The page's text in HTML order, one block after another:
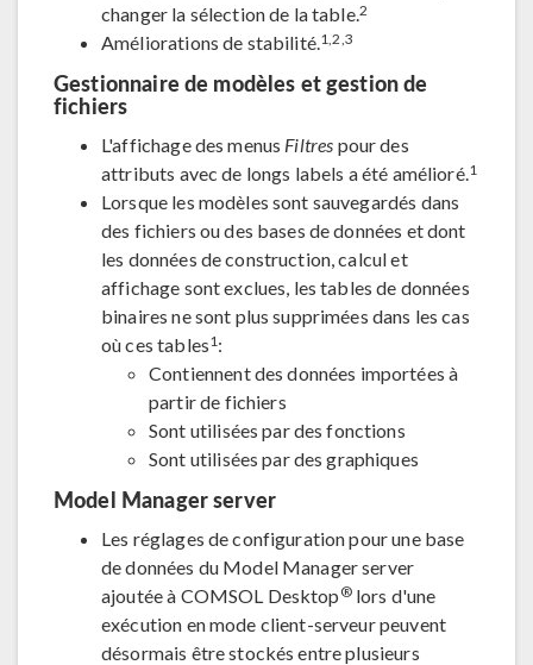
changer la sélection de la table.2
Améliorations de stabilité.1,2,3
Gestionnaire de modèles et gestion de
fichiers
L'affichage des menus Filtres pour des
attributs avec de longs labels a été amélioré.1
Lorsque les modèles sont sauvegardés dans
des fichiers ou des bases de données et dont
les données de construction, calcul et
affichage sont exclues, les tables de données
binaires ne sont plus supprimées dans les cas
où ces tables1:
Contiennent des données importées à
partir de fichiers
Sont utilisées par des fonctions
Sont utilisées par des graphiques
Model Manager server
Les réglages de configuration pour une base
de données du Model Manager server
ajoutée à COMSOL Desktop ®lors d'une
exécution en mode client-serveur peuvent
désormais être stockés entre plusieurs